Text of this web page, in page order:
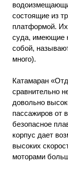
состоящие из
платформой.
суда, имеющие
собой,
много).
Катамаран
сравнительно
довольно
пассажиров от
безопасное
корпус дает
высоких
моторами